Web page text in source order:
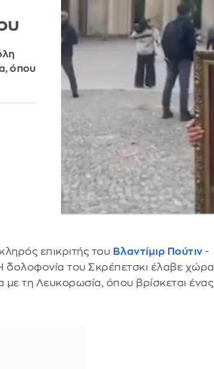
όπου
επικριτής του Βλαντίμιρ Πούτιν-
δολοφονία του Σκρέπετσκι έλαβε χώρα
τη Λευκορωσία, όπου βρίσκεται ένας